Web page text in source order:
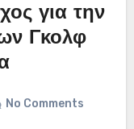
για την
Γκολφ
No Comments